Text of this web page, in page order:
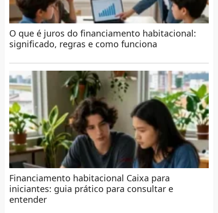
O que é juros do financiamento habitacional:
significado, regras e como funciona
Financiamento habitacional Caixa para
iniciantes: guia prático para consultar e
entender